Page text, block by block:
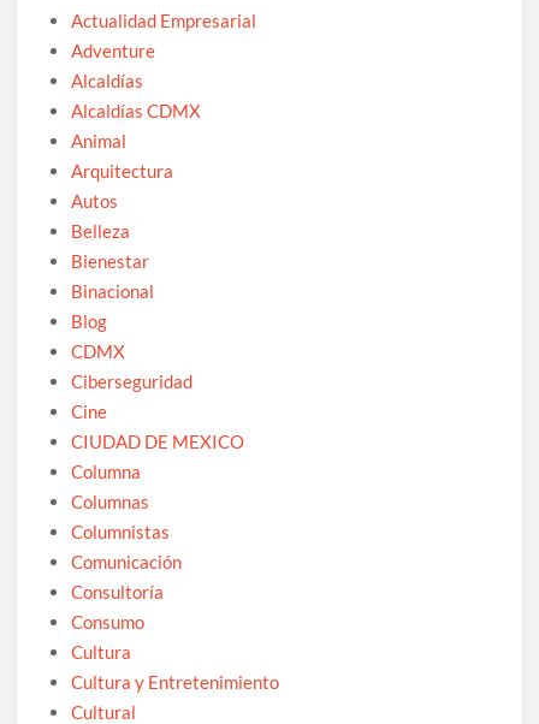
Actualidad Empresarial
Adventure
Alcaldías
Alcaldías CDMX
Animal
Arquitectura
Autos
Belleza
Bienestar
Binacional
Blog
CDMX
Ciberseguridad
Cine
CIUDAD DE MEXICO
Columna
Columnas
Columnistas
Comunicación
Consultoría
Consumo
Cultura
Cultura y Entretenimiento
Cultural